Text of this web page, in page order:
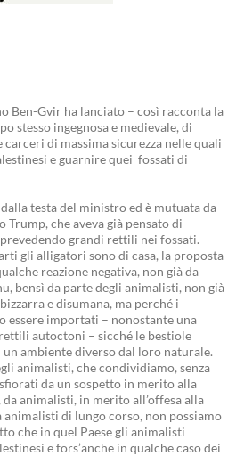
Ben-Gvir ha lanciato – così racconta la
stesso ingegnosa e medievale, di
di massima sicurezza nelle quali
e guarnire quei fossati di
dalla testa del ministro ed è mutuata da
che aveva già pensato di
prevedendo grandi rettili nei fossati.
gli alligatori sono di casa, la proposta
reazione negativa, non già da
bensì da parte degli animalisti, non già
e disumana, ma perché i
essere importati – nonostante una
autoctoni – sicché le bestiole
ambiente diverso dal loro naturale.
animalisti, che condividiamo, senza
da un sospetto in merito alla
animalisti, in merito all’offesa alla
di lungo corso, non possiamo
che in quel Paese gli animalisti
e fors’anche in qualche caso dei